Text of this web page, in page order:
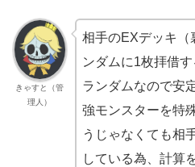
きゃすと（管
理人）
相手のEXデッキ（
ンダムに1枚拝借す
ランダムなので安
強モンスターを特
うじゃなくても相
している為、計算